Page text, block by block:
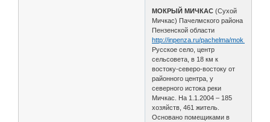
МОКРЫЙ МИЧКАС(Сухой
Мичкас) Пачелмского района
Пензенской области
http://inpenza.ru/pachelma/
Русское село, центр
сельсовета, в 18 км к
востоку-северо-востоку от
районного центра, у
северного истока реки
Мичкас. На 1.1.2004 – 185
хозяйств, 461 житель.
Основано помещиками в